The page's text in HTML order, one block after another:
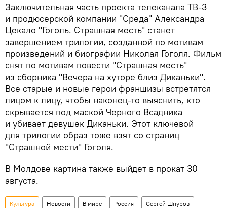
Заключительная часть проекта телеканала ТВ-3
и продюсерской компании "Среда" Александра
Цекало "Гоголь. Страшная месть" станет
завершением трилогии, созданной по мотивам
произведений и биографии Николая Гоголя. Фильм
снят по мотивам повести "Страшная месть"
из сборника "Вечера на хуторе близ Диканьки".
Все старые и новые герои франшизы встретятся
лицом к лицу, чтобы наконец-то выяснить, кто
скрывается под маской Черного Всадника
и убивает девушек Диканьки. Этот ключевой
для трилогии образ тоже взят со страниц
"Страшной мести" Гоголя.
В Молдове картина также выйдет в прокат 30
августа.
Культура Новости В мире Россия Сергей Шнуров